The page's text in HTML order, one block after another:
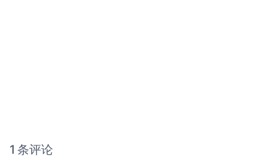
1 条评论